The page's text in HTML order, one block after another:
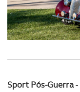
Sport Pós-Guerra-